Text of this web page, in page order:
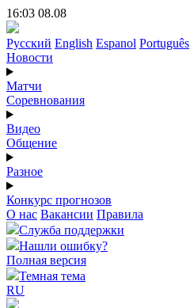
16:03 08.08
Русский English Espanol Português
Новости
Матчи
Соревнования
Видео
Общение
Разное
Конкурс прогнозов
О нас Вакансии Правила
Служба поддержки
Нашли ошибку?
Полная версия
Темная тема
RU